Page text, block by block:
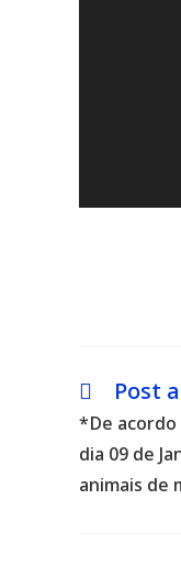
Leia
artigos
Post
*De acordo
dia 09 de
animais de